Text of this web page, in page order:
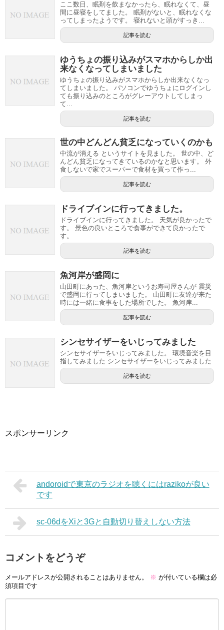
ここ数日、眠剤を飲まなかったら、眠れなくて、昼
間に昼寝をしてました。 眠剤がないと、眠れなくな
ってしまったようです。 寝れないと頭がすっき...
記事を読む
ゆうちょの振り込みがスマホからしか出
来なくなってしまいました
ゆうちょの振り込みがスマホからしか出来なくなっ
てしまいました。 パソコンでゆうちょにログインし
ても振り込みのところがグレーアウトしてしまっ
て...
記事を読む
世の中どんどん貧乏になっていくのかも
中流が消える というサイトを見ました。 世の中、ど
んどん貧乏になってきているのかなと思います。 外
食しないで家でスーパーで食材を買って作っ...
記事を読む
ドライブインに行ってきました。
ドライブインに行ってきました。 天気が良かったで
す。 景色の良いところで食事ができて良かったで
す。
記事を読む
魚河岸が盛岡に
山田町にあった、魚河岸というお寿司屋さんが 震災
で盛岡に行ってしまいました。 山田町に友達が来た
時には一緒に食事をした場所でした。 魚河岸...
記事を読む
シンセサイザーをいじってみました
シンセサイザーをいじってみました。 環境音楽を目
指してみました シンセサイザーをいじってみました
記事を読む
スポンサーリンク
andoroidで東京のラジオを聴くにはrazikoが良い
です
sc-06dをXiと3Gと自動切り替えしない方法
コメントをどうぞ
メールアドレスが公開されることはありません。 ※ が付いている欄は必
須項目です